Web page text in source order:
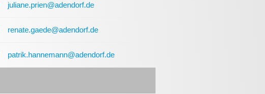
juliane.prien@adendorf.de
renate.gaede@adendorf.de
patrik.hannemann@adendorf.de